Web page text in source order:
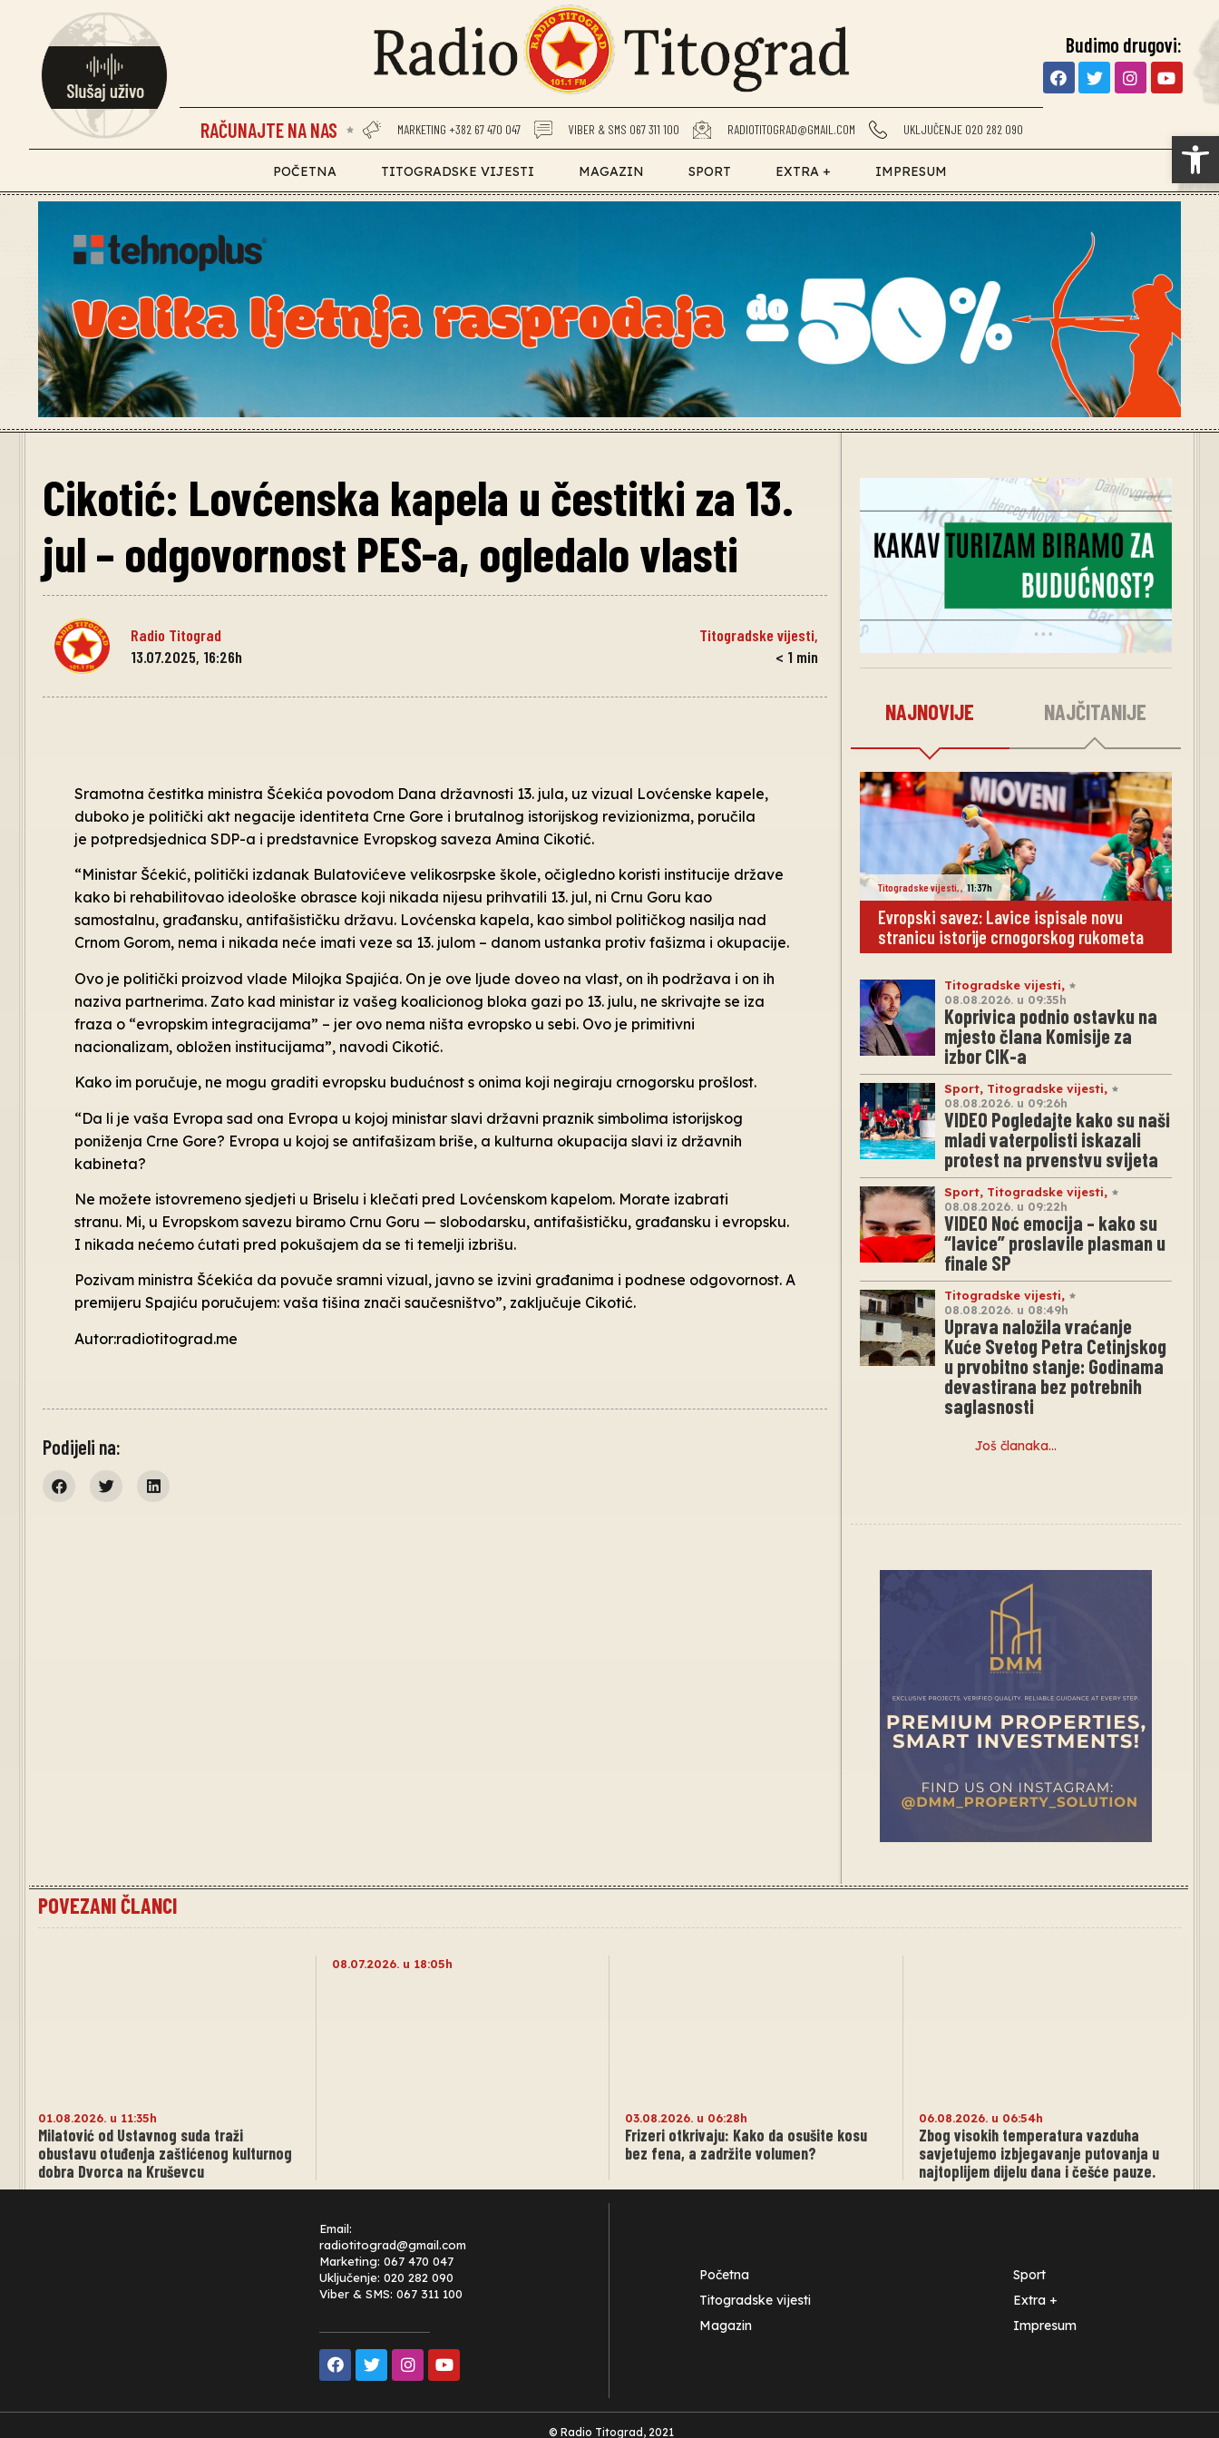
RAČUNAJTE NA NAS MARKETING +382 67 470 047 VIBER & SMS 067 311 100 RADIOTITOGRAD@GMAIL.COM UKLJUČENJE 020 282 090
Budimo drugovi:
POČETNA TITOGRADSKE VIJESTI MAGAZIN SPORT EXTRA + IMPRESUM
Cikotić: Lovćenska kapela u čestitki za 13.
jul – odgovornost PES-a, ogledalo vlasti
Radio Titograd Titogradske vijesti,
13.07.2025, 16:26h
< 1 min
Sramotna čestitka ministra Šćekića povodom Dana državnosti 13. jula, uz vizual Lovćenske kapele,
duboko je politički akt negacije identiteta Crne Gore i brutalnog istorijskog revizionizma, poručila
je potpredsjednica SDP-a i predstavnice Evropskog saveza Amina Cikotić.
“Ministar Šćekić, politički izdanak Bulatovićeve velikosrpske škole, očigledno koristi institucije države
kako bi rehabilitovao ideološke obrasce koji nikada nijesu prihvatili 13. jul, ni Crnu Goru kao
samostalnu, građansku, antifašističku državu. Lovćenska kapela, kao simbol političkog nasilja nad
Crnom Gorom, nema i nikada neće imati veze sa 13. julom – danom ustanka protiv fašizma i okupacije.
Ovo je politički proizvod vlade Milojka Spajića. On je ove ljude doveo na vlast, on ih podržava i on ih
naziva partnerima. Zato kad ministar iz vašeg koalicionog bloka gazi po 13. julu, ne skrivajte se iza
fraza o “evropskim integracijama” – jer ovo nema ništa evropsko u sebi. Ovo je primitivni
nacionalizam, obložen institucijama”, navodi Cikotić.
Kako im poručuje, ne mogu graditi evropsku budućnost s onima koji negiraju crnogorsku prošlost.
“Da li je vaša Evropa sad ona Evropa u kojoj ministar slavi državni praznik simbolima istorijskog
poniženja Crne Gore? Evropa u kojoj se antifašizam briše, a kulturna okupacija slavi iz državnih
kabineta?
Ne možete istovremeno sjedjeti u Briselu i klečati pred Lovćenskom kapelom. Morate izabrati
stranu. Mi, u Evropskom savezu biramo Crnu Goru — slobodarsku, antifašističku, građansku i evropsku.
I nikada nećemo ćutati pred pokušajem da se ti temelji izbrišu.
Pozivam ministra Šćekića da povuče sramni vizual, javno se izvini građanima i podnese odgovornost. A
premijeru Spajiću poručujem: vaša tišina znači saučesništvo”, zaključuje Cikotić.
Autor:radiotitograd.me
Podijeli na:
NAJNOVIJE NAJČITANIJE
Titogradske vijesti,, 11:37h
Evropski savez: Lavice ispisale novu
stranicu istorije crnogorskog rukometa
Titogradske vijesti,
08.08.2026. u 09:35h
Koprivica podnio ostavku na
mjesto člana Komisije za
izbor CIK-a
Sport, Titogradske vijesti,
08.08.2026. u 09:26h
VIDEO Pogledajte kako su naši
mladi vaterpolisti iskazali
protest na prvenstvu svijeta
Sport, Titogradske vijesti,
08.08.2026. u 09:22h
VIDEO Noć emocija – kako su
“lavice” proslavile plasman u
finale SP
Titogradske vijesti,
08.08.2026. u 08:49h
Uprava naložila vraćanje
Kuće Svetog Petra Cetinjskog
u prvobitno stanje: Godinama
devastirana bez potrebnih
saglasnosti
Još članaka…
POVEZANI ČLANCI
01.08.2026. u 11:35h
Milatović od Ustavnog suda traži
obustavu otuđenja zaštićenog kulturnog
dobra Dvorca na Kruševcu
08.07.2026. u 18:05h
03.08.2026. u 06:28h
Frizeri otkrivaju: Kako da osušite kosu
bez fena, a zadržite volumen?
06.08.2026. u 06:54h
Zbog visokih temperatura vazduha
savjetujemo izbjegavanje putovanja u
najtoplijem dijelu dana i češće pauze.
Email:
radiotitograd@gmail.com
Marketing: 067 470 047
Uključenje: 020 282 090
Viber & SMS: 067 311 100
Početna
Titogradske vijesti
Magazin
Sport
Extra +
Impresum
© Radio Titograd, 2021